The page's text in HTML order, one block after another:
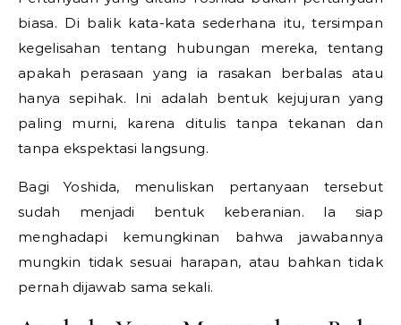
biasa. Di balik kata-kata sederhana itu, tersimpan
kegelisahan tentang hubungan mereka, tentang
apakah perasaan yang ia rasakan berbalas atau
hanya sepihak. Ini adalah bentuk kejujuran yang
paling murni, karena ditulis tanpa tekanan dan
tanpa ekspektasi langsung.
Bagi Yoshida, menuliskan pertanyaan tersebut
sudah menjadi bentuk keberanian. Ia siap
menghadapi kemungkinan bahwa jawabannya
mungkin tidak sesuai harapan, atau bahkan tidak
pernah dijawab sama sekali.